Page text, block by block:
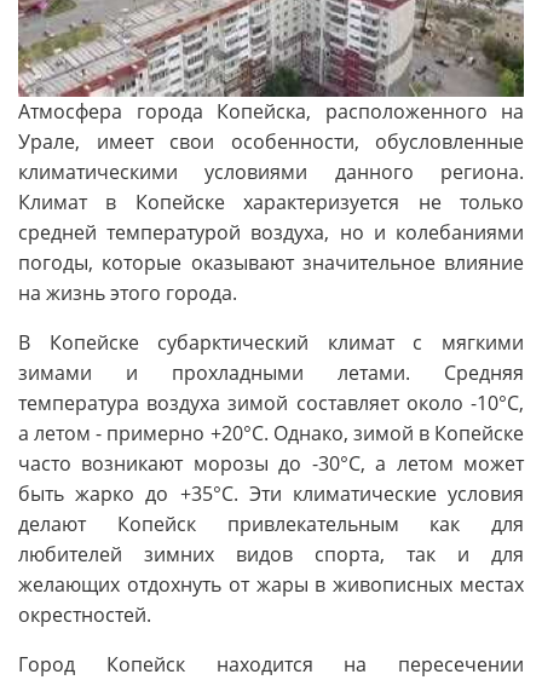
Атмосфера города Копейска, расположенного на
Урале, имеет свои особенности, обусловленные
климатическими условиями данного региона.
Климат в Копейске характеризуется не только
средней температурой воздуха, но и колебаниями
погоды, которые оказывают значительное влияние
на жизнь этого города.
В Копейске субарктический климат с мягкими
зимами и прохладными летами. Средняя
температура воздуха зимой составляет около -10°C,
а летом - примерно +20°C. Однако, зимой в Копейске
часто возникают морозы до -30°C, а летом может
быть жарко до +35°C. Эти климатические условия
делают Копейск привлекательным как для
любителей зимних видов спорта, так и для
желающих отдохнуть от жары в живописных местах
окрестностей.
Город Копейск находится на пересечении